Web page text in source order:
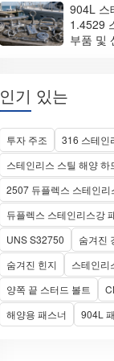
904L 스
1.4529
부품 및
인기 있는
투자 주조
316 스테인
스테인리스 스틸 해양 하
2507 듀플렉스 스테인리
듀플렉스 스테인리스강
UNS S32750
숨겨진
숨겨진 힌지
스테인리
양쪽 끝 스터드 볼트
해양용 패스너
904L